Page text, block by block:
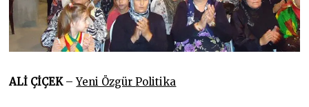
ALİ ÇİÇEK–Yeni ÖzgürPolitika